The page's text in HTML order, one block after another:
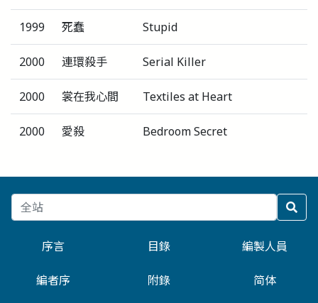
1999 死蠢 Stupid
2000 連環殺手 Serial Killer
2000 裳在我心間 Textiles at Heart
2000 愛殺 Bedroom Secret
序言 目錄 編製人員
編者序 附錄 简体